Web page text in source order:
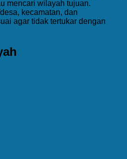
mencari wilayah tujuan.
kecamatan, dan
agar tidak tertukar dengan